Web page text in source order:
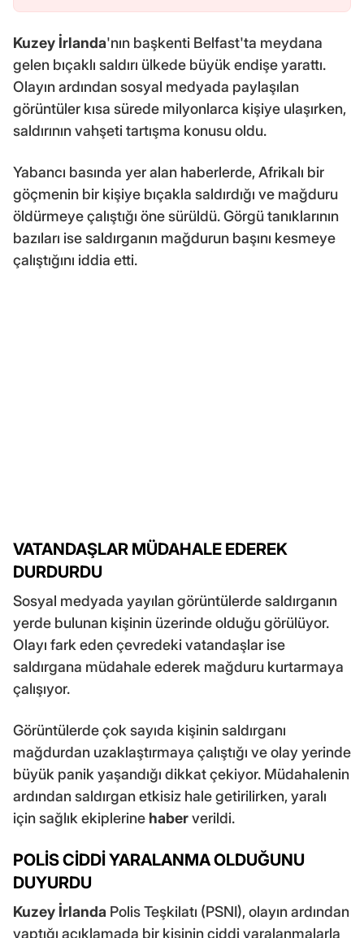
Kuzey İrlanda'nın başkenti Belfast'ta meydana
gelen bıçaklı saldırı ülkede büyük endişe yarattı.
Olayın ardından sosyal medyada paylaşılan
görüntüler kısa sürede milyonlarca kişiye ulaşırken,
saldırının vahşeti tartışma konusu oldu.
Yabancı basında yer alan haberlerde, Afrikalı bir
göçmenin bir kişiye bıçakla saldırdığı ve mağduru
öldürmeye çalıştığı öne sürüldü. Görgü tanıklarının
bazıları ise saldırganın mağdurun başını kesmeye
çalıştığını iddia etti.
VATANDAŞLAR MÜDAHALE EDEREK
DURDURDU
Sosyal medyada yayılan görüntülerde saldırganın
yerde bulunan kişinin üzerinde olduğu görülüyor.
Olayı fark eden çevredeki vatandaşlar ise
saldırgana müdahale ederek mağduru kurtarmaya
çalışıyor.
Görüntülerde çok sayıda kişinin saldırganı
mağdurdan uzaklaştırmaya çalıştığı ve olay yerinde
büyük panik yaşandığı dikkat çekiyor. Müdahalenin
ardından saldırgan etkisiz hale getirilirken, yaralı
için sağlık ekiplerine haberverildi.
POLİS CİDDİ YARALANMA OLDUĞUNU
DUYURDU
Kuzey İrlanda Polis Teşkilatı (PSNI), olayın ardından
yaptığı açıklamada bir kişinin ciddi yaralanmalarla